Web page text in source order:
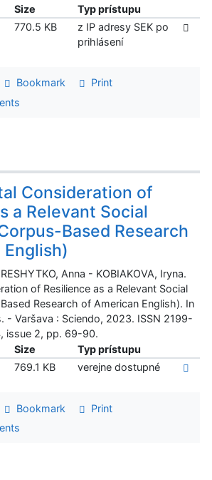
Size
Typ prístupu
770.5 KB
z IP adresy SEK po
prihlásení
Bookmark
Print
Consideration of
a Relevant Social
Based Research
Anna - KOBIAKOVA, Iryna.
of Resilience as a Relevant Social
Research of American English). In
- Varšava : Sciendo, 2023. ISSN 2199-
issue 2, pp. 69-90.
Size
Typ prístupu
769.1 KB verejne dostupné
Bookmark
Print